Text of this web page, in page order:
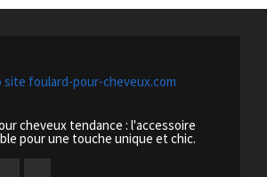
cheveux tendance : l'accessoire
pour une touche unique et chic.